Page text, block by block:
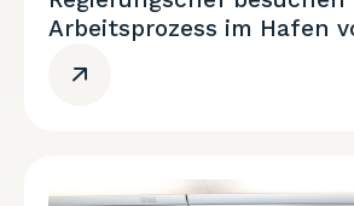
Arbeitsprozess im Hafen